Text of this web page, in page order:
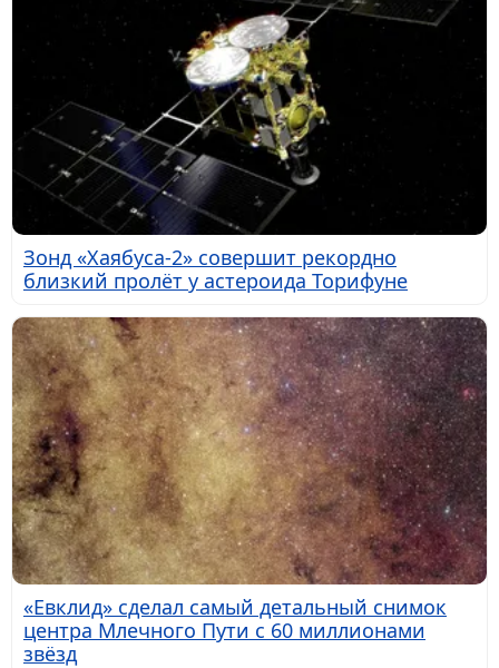
Зонд «Хаябуса-2» совершит рекордно
близкий пролёт у астероида Торифуне
«Евклид» сделал самый детальный снимок
центра Млечного Пути с 60 миллионами
звёзд